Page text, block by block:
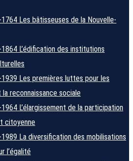
Les bâtisseuses de la Nouvelle-
L’édification des institutions
Les premières luttes pour les
reconnaissance sociale
L’élargissement de la participation
citoyenne
La diversification des mobilisations
l’égalité